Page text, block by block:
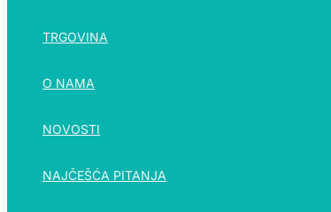
TRGOVINA
O NAMA
NOVOSTI
NAJČEŠĆA PITANJA